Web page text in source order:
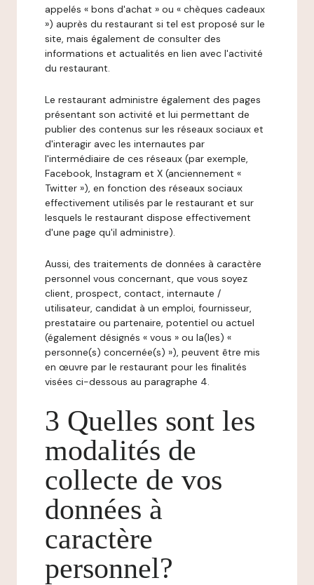
appelés « bons d'achat » ou « chèques cadeaux
») auprès du restaurant si tel est proposé sur le
site, mais également de consulter des
informations et actualités en lien avec l'activité
du restaurant.
Le restaurant administre également des pages
présentant son activité et lui permettant de
publier des contenus sur les réseaux sociaux et
d'interagir avec les internautes par
l'intermédiaire de ces réseaux (par exemple,
Facebook, Instagram et X (anciennement «
Twitter »), en fonction des réseaux sociaux
effectivement utilisés par le restaurant et sur
lesquels le restaurant dispose effectivement
d'une page qu'il administre).
Aussi, des traitements de données à caractère
personnel vous concernant, que vous soyez
client, prospect, contact, internaute /
utilisateur, candidat à un emploi, fournisseur,
prestataire ou partenaire, potentiel ou actuel
(également désignés « vous » ou la(les) «
personne(s) concernée(s) »), peuvent être mis
en œuvre par le restaurant pour les finalités
visées ci-dessous au paragraphe 4.
3 Quelles sont les
modalités de
collecte de vos
données à
caractère
personnel?